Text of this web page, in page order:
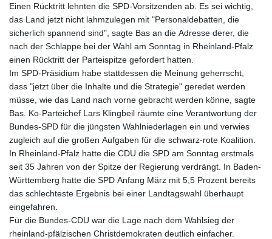
Einen Rücktritt lehnten die SPD-Vorsitzenden ab. Es sei wichtig,
das Land jetzt nicht lahmzulegen mit "Personaldebatten, die
sicherlich spannend sind", sagte Bas an die Adresse derer, die
nach der Schlappe bei der Wahl am Sonntag in Rheinland-Pfalz
einen Rücktritt der Parteispitze gefordert hatten.
Im SPD-Präsidium habe stattdessen die Meinung geherrscht,
dass "jetzt über die Inhalte und die Strategie" geredet werden
müsse, wie das Land nach vorne gebracht werden könne, sagte
Bas. Ko-Parteichef Lars Klingbeil räumte eine Verantwortung der
Bundes-SPD für die jüngsten Wahlniederlagen ein und verwies
zugleich auf die großen Aufgaben für die schwarz-rote Koalition.
In Rheinland-Pfalz hatte die CDU die SPD am Sonntag erstmals
seit 35 Jahren von der Spitze der Regierung verdrängt. In Baden-
Württemberg hatte die SPD Anfang März mit 5,5 Prozent bereits
das schlechteste Ergebnis bei einer Landtagswahl überhaupt
eingefahren.
Für die Bundes-CDU war die Lage nach dem Wahlsieg der
rheinland-pfälzischen Christdemokraten deutlich einfacher.